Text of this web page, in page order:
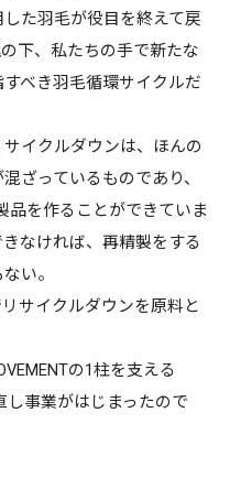
た羽毛が役目を終えて戻
下、私たちの手で新たな
べき羽毛循環サイクルだ
イクルダウンは、ほんの
ざっているものであり、
品を作ることができていま
なければ、再精製をする
い。
サイクルダウンを原料と
の1柱を支える
し事業がはじまったので